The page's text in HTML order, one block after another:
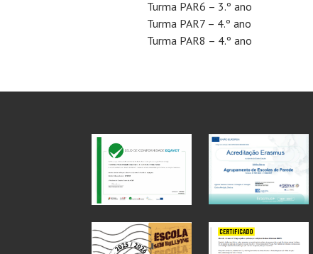
Turma PAR6 – 3.º ano
Turma PAR7 – 4.º ano
Turma PAR8 – 4.º ano